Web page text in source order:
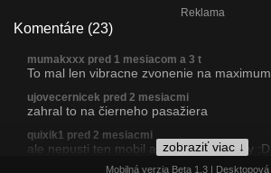
Reklama
Komentáre (23)
zobraziť viac ↓
mumakxxx pred 1 mesiacom a 3 t
To mal len vibracne zvonenie na maximum.
ujovecernicek pred 2 mesiacmi
zahral to na čierneho pasažiera
quixik1 pred 2 mesiacmi
ale nepusti ten mobil ani za boha z ruky :D
Mobilná verzia Beta 1.3 |